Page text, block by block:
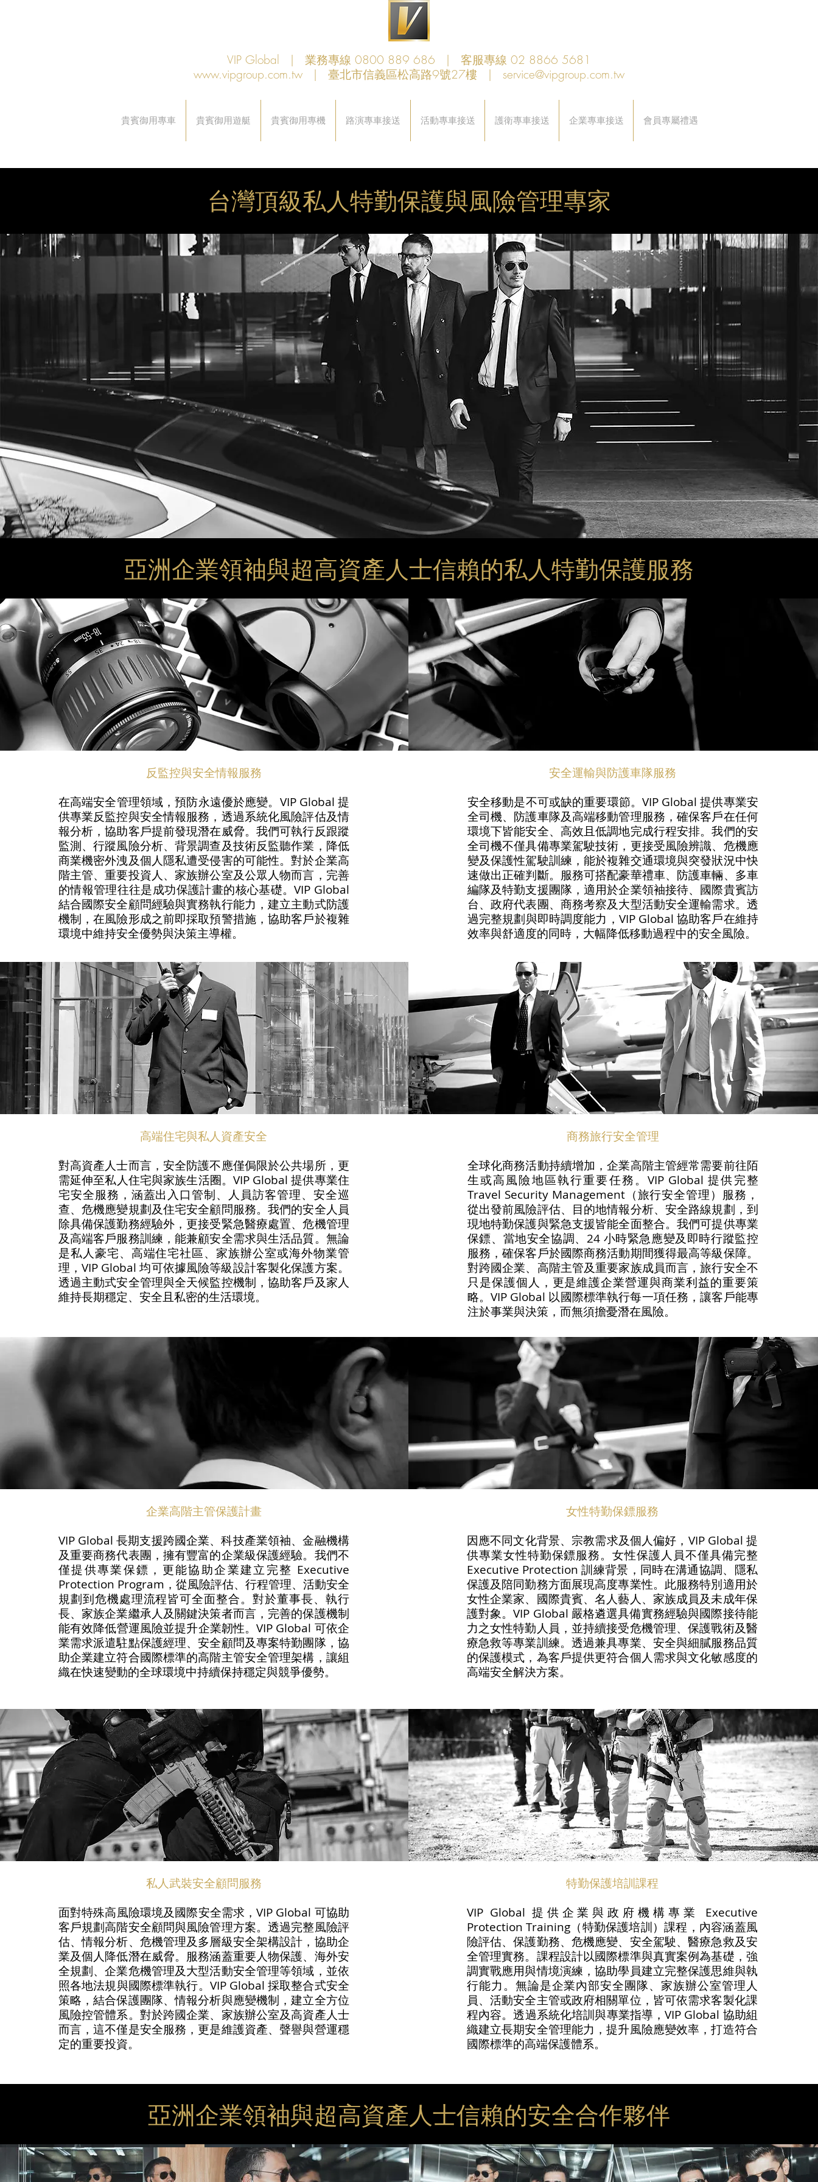
VIP Global | 業務專線 0800 889 686 | 客服專線 02 8866 5681
www.vipgroup.com.tw | 臺北市信義區松高路9號27樓 | service@vipgroup.com.tw
貴賓御用專車 貴賓御用遊艇 貴賓御用專機 路演專車接送 活動專車接送 護衛專車接送 企業專車接送 會員專屬禮遇
台灣頂級私人特勤保護與風險管理專家
亞洲企業領袖與超高資產人士信賴的私人特勤保護服務
反監控與安全情報服務
在高端安全管理領域，預防永遠優於應變。VIP Global 提
供專業反監控與安全情報服務，透過系統化風險評估及情
報分析，協助客戶提前發現潛在威脅。我們可執行反跟蹤
監測、行蹤風險分析、背景調查及技術反監聽作業，降低
商業機密外洩及個人隱私遭受侵害的可能性。對於企業高
階主管、重要投資人、家族辦公室及公眾人物而言，完善
的情報管理往往是成功保護計畫的核心基礎。VIP Global
結合國際安全顧問經驗與實務執行能力，建立主動式防護
機制，在風險形成之前即採取預警措施，協助客戶於複雜
環境中維持安全優勢與決策主導權。
安全運輸與防護車隊服務
安全移動是不可或缺的重要環節。VIP Global 提供專業安
全司機、防護車隊及高端移動管理服務，確保客戶在任何
環境下皆能安全、高效且低調地完成行程安排。我們的安
全司機不僅具備專業駕駛技術，更接受風險辨識、危機應
變及保護性駕駛訓練，能於複雜交通環境與突發狀況中快
速做出正確判斷。服務可搭配豪華禮車、防護車輛、多車
編隊及特勤支援團隊，適用於企業領袖接待、國際貴賓訪
台、政府代表團、商務考察及大型活動安全運輸需求。透
過完整規劃與即時調度能力，VIP Global 協助客戶在維持
效率與舒適度的同時，大幅降低移動過程中的安全風險。
高端住宅與私人資產安全
對高資產人士而言，安全防護不應僅侷限於公共場所，更
需延伸至私人住宅與家族生活圈。VIP Global 提供專業住
宅安全服務，涵蓋出入口管制、人員訪客管理、安全巡
查、危機應變規劃及住宅安全顧問服務。我們的安全人員
除具備保護勤務經驗外，更接受緊急醫療處置、危機管理
及高端客戶服務訓練，能兼顧安全需求與生活品質。無論
是私人豪宅、高端住宅社區、家族辦公室或海外物業管
理，VIP Global 均可依據風險等級設計客製化保護方案。
透過主動式安全管理與全天候監控機制，協助客戶及家人
維持長期穩定、安全且私密的生活環境。
商務旅行安全管理
全球化商務活動持續增加，企業高階主管經常需要前往陌
生或高風險地區執行重要任務。VIP Global 提供完整
Travel Security Management（旅行安全管理）服務，
從出發前風險評估、目的地情報分析、安全路線規劃，到
現地特勤保護與緊急支援皆能全面整合。我們可提供專業
保鏢、當地安全協調、24 小時緊急應變及即時行蹤監控
服務，確保客戶於國際商務活動期間獲得最高等級保障。
對跨國企業、高階主管及重要家族成員而言，旅行安全不
只是保護個人，更是維護企業營運與商業利益的重要策
略。VIP Global 以國際標準執行每一項任務，讓客戶能專
注於事業與決策，而無須擔憂潛在風險。
企業高階主管保護計畫
VIP Global 長期支援跨國企業、科技產業領袖、金融機構
及重要商務代表團，擁有豐富的企業級保護經驗。我們不
僅提供專業保鏢，更能協助企業建立完整 Executive
Protection Program，從風險評估、行程管理、活動安全
規劃到危機處理流程皆可全面整合。對於董事長、執行
長、家族企業繼承人及關鍵決策者而言，完善的保護機制
能有效降低營運風險並提升企業韌性。VIP Global 可依企
業需求派遣駐點保護經理、安全顧問及專案特勤團隊，協
助企業建立符合國際標準的高階主管安全管理架構，讓組
織在快速變動的全球環境中持續保持穩定與競爭優勢。
女性特勤保鏢服務
因應不同文化背景、宗教需求及個人偏好，VIP Global 提
供專業女性特勤保鏢服務。女性保護人員不僅具備完整
Executive Protection 訓練背景，同時在溝通協調、隱私
保護及陪同勤務方面展現高度專業性。此服務特別適用於
女性企業家、國際貴賓、名人藝人、家族成員及未成年保
護對象。VIP Global 嚴格遴選具備實務經驗與國際接待能
力之女性特勤人員，並持續接受危機管理、保護戰術及醫
療急救等專業訓練。透過兼具專業、安全與細膩服務品質
的保護模式，為客戶提供更符合個人需求與文化敏感度的
高端安全解決方案。
私人武裝安全顧問服務
面對特殊高風險環境及國際安全需求，VIP Global 可協助
客戶規劃高階安全顧問與風險管理方案。透過完整風險評
估、情報分析、危機管理及多層級安全架構設計，協助企
業及個人降低潛在威脅。服務涵蓋重要人物保護、海外安
全規劃、企業危機管理及大型活動安全管理等領域，並依
照各地法規與國際標準執行。VIP Global 採取整合式安全
策略，結合保護團隊、情報分析與應變機制，建立全方位
風險控管體系。對於跨國企業、家族辦公室及高資產人士
而言，這不僅是安全服務，更是維護資產、聲譽與營運穩
定的重要投資。
特勤保護培訓課程
VIP Global 提供企業與政府機構專業 Executive
Protection Training（特勤保護培訓）課程，內容涵蓋風
險評估、保護勤務、危機應變、安全駕駛、醫療急救及安
全管理實務。課程設計以國際標準與真實案例為基礎，強
調實戰應用與情境演練，協助學員建立完整保護思維與執
行能力。無論是企業內部安全團隊、家族辦公室管理人
員、活動安全主管或政府相關單位，皆可依需求客製化課
程內容。透過系統化培訓與專業指導，VIP Global 協助組
織建立長期安全管理能力，提升風險應變效率，打造符合
國際標準的高端保護體系。
亞洲企業領袖與超高資產人士信賴的安全合作夥伴